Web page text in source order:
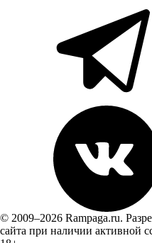
© 2009–2026 Rampaga.ru.
сайта при наличии активной